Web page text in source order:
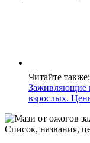
Читайте также:
Заживляющие
взрослых.